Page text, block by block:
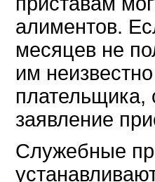
алиментов.
месяцев не
им
плательщика,
заявление
Служебные